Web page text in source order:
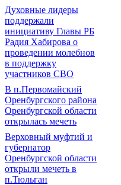
Духовные лидеры
поддержали
инициативу Главы РБ
Радия Хабирова о
проведении молебнов
в поддержку
участников СВО
В п.Первомайский
Оренбургского района
Оренбургской области
открылась мечеть
Верховный муфтий и
губернатор
Оренбургской области
открыли мечеть в
п.Тюльган